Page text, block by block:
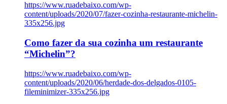
https://www.ruadebaixo.com/wp-
content/uploads/2020/07/fazer-cozinha-restaurante-michelin-
335x256.jpg
Como fazer da sua cozinha um restaurante
“Michelin”?
https://www.ruadebaixo.com/wp-
content/uploads/2020/06/herdade-dos-delgados-0105-
fileminimizer-335x256.jpg